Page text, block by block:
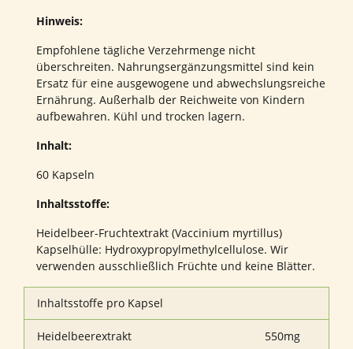
Hinweis:
Empfohlene tägliche Verzehrmenge nicht
überschreiten. Nahrungsergänzungsmittel sind kein
Ersatz für eine ausgewogene und abwechslungsreiche
Ernährung. Außerhalb der Reichweite von Kindern
aufbewahren. Kühl und trocken lagern.
Inhalt:
60 Kapseln
Inhaltsstoffe:
Heidelbeer-Fruchtextrakt (Vaccinium myrtillus)
Kapselhülle: Hydroxypropylmethylcellulose. Wir
verwenden ausschließlich Früchte und keine Blätter.
Inhaltsstoffe pro Kapsel
Heidelbeerextrakt 550mg